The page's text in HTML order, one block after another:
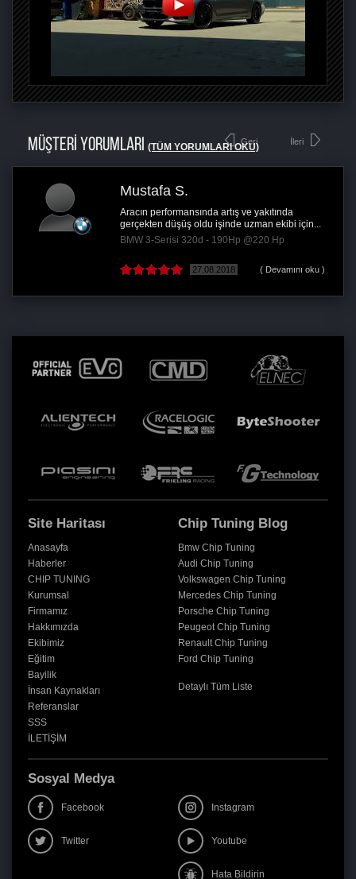
MÜŞTERİ YORUMLARI (TÜM YORUMLARI OKU)
Geri
Mustafa S.
Aracın performansında artış ve yakıtında
gerçekten düşüş oldu işinde uzman ekibi için...
BMW 3-Serisi 320d - 190Hp @220 Hp
27.08.2018 ( Devamını oku )
İleri
Site Haritası
Anasayfa
Haberler
CHIP TUNING
Kurumsal
Firmamız
Hakkımızda
Ekibimiz
Eğitim
Bayilik
İnsan Kaynakları
Referanslar
SSS
İLETİŞİM
Chip Tuning Blog
Bmw Chip Tuning
Audi Chip Tuning
Volkswagen Chip Tuning
Mercedes Chip Tuning
Porsche Chip Tuning
Peugeot Chip Tuning
Renault Chip Tuning
Ford Chip Tuning
Detaylı Tüm Liste
Sosyal Medya
Facebook Instagram
Twitter Youtube
Hata Bildirin